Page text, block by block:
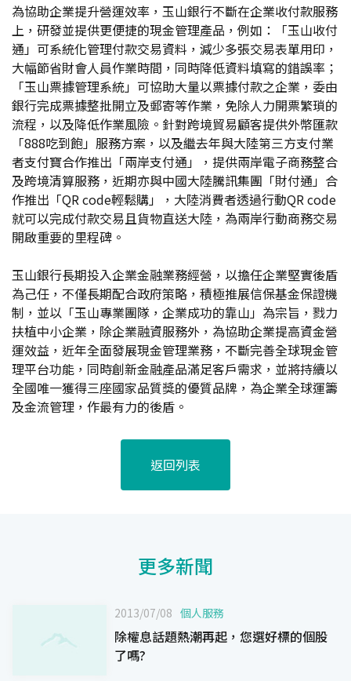
為協助企業提升營運效率，玉山銀行不斷在企業收付款服務
上，研發並提供更便捷的現金管理產品，例如：「玉山收付
通」可系統化管理付款交易資料，減少多張交易表單用印，
大幅節省財會人員作業時間，同時降低資料填寫的錯誤率；
「玉山票據管理系統」可協助大量以票據付款之企業，委由
銀行完成票據整批開立及郵寄等作業，免除人力開票繁瑣的
流程，以及降低作業風險。針對跨境貿易顧客提供外幣匯款
「888吃到飽」服務方案，以及繼去年與大陸第三方支付業
者支付寶合作推出「兩岸支付通」，提供兩岸電子商務整合
及跨境清算服務，近期亦與中國大陸騰訊集團「財付通」合
作推出「QR code輕鬆購」，大陸消費者透過行動QR code
就可以完成付款交易且貨物直送大陸，為兩岸行動商務交易
開啟重要的里程碑。
玉山銀行長期投入企業金融業務經營，以擔任企業堅實後盾
為己任，不僅長期配合政府策略，積極推展信保基金保證機
制，並以「玉山專業團隊，企業成功的靠山」為宗旨，戮力
扶植中小企業，除企業融資服務外，為協助企業提高資金營
運效益，近年全面發展現金管理業務，不斷完善全球現金管
理平台功能，同時創新金融產品滿足客戶需求，並將持續以
全國唯一獲得三座國家品質獎的優質品牌，為企業全球運籌
及金流管理，作最有力的後盾。
返回列表
更多新聞
2013/07/08 個人服務
除權息話題熱潮再起，您選好標的個股
了嗎?